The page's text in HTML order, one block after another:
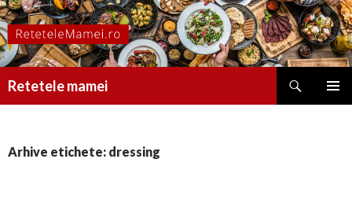
Retetele mamei
Arhive etichete: dressing